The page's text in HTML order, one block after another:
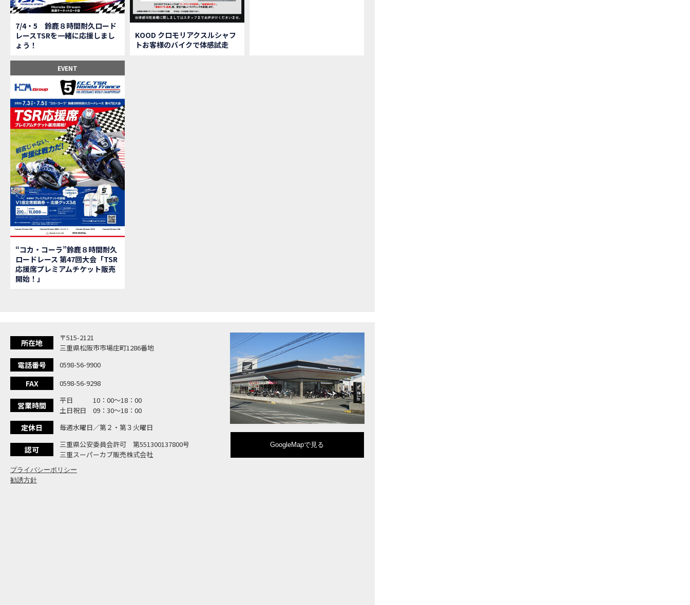
MOVIE モトベはつこさんコラボ動画
MOVIE Honda Dream 四日市のご紹介
MOVIE Honda Dream 鈴鹿のご紹介
MOVIE
Honda Dream 松阪のご紹介
「CB1000R」のヘッドライト等の外観デザインやカラーリングの変更など熟成を図り発売！
「NC750X」大型スポーツモデル NC750X をフルモデルチェンジし発売！
「CB1300 SUPER FOUR」「CB1300 SUPER BOL D’OR」ならびに「CB1300 SUPER FOUR SP」「CB1300 SUPER BOL D’OR SP」に先進の電子制御デバイスを採用し発売！
大型クルーザーモデル「Rebel 1100」を新発売!!
よりスポーティーなイメージを強化『CBR650R』を発表!
Neo Sports Caféシリーズのミドルクラスモデル『CB650R』を発表！
フルモデルチェンジした 新型「PCX」「PCX160」「PCX e:HEV」を発表!
国内販売を予定するグローバルモデルがHondaバイクWebサイトで公開されました！
「CRF250L」「CRF250 RALLY」をフルモデルチェンジし発表！
7/4・5 鈴鹿８時間耐久ロード
レースTSRを一緒に応援しまし
ょう！
KOOD クロモリアクスルシャフ
トお客様のバイクで体感試走
EVENT
“コカ・コーラ”鈴鹿８時間耐久
ロードレース 第47回大会「TSR
応援席プレミアムチケット販売
開始！」
所在地
〒515-2121
三重県松阪市市場庄町1286番地
電話番号 0598-56-9900
FAX 0598-56-9298
営業時間
平日 10：00〜18：00
土日祝日 09：30〜18：00
定休日 毎週水曜日／第２・第３火曜日
認可
三重県公安委員会許可 第551300137800号
三重スーパーカブ販売株式会社
プライバシーポリシー
勧誘方針
GoogleMapで見る